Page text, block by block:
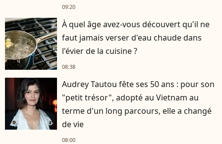
09:20
À quel âge avez-vous découvert qu'il ne
faut jamais verser d'eau chaude dans
l'évier de la cuisine ?
08:38
Audrey Tautou fête ses 50 ans : pour son
"petit trésor", adopté au Vietnam au
terme d'un long parcours, elle a changé
de vie
08:00